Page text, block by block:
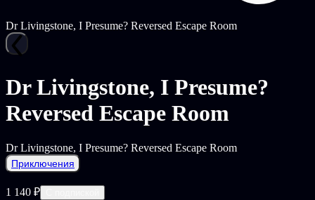
Dr Livingstone, I Presume? Reversed Escape Room
Dr Livingstone, I Presume?
Reversed Escape Room
Dr Livingstone, I Presume? Reversed Escape Room
Приключения
1 140 ₽